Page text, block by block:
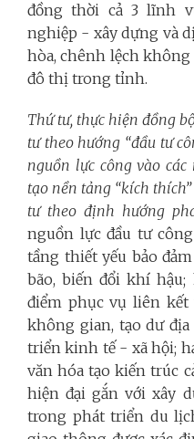
đồng thời cả 3 lĩnh
nghiệp - xây dựng và
hòa, chênh lệch
đô thị trong tỉnh.
Thứ tư, thực hiện đồng
tư theo hướng “đầu tư
nguồn lực công vào
tạo nền tảng “kích
tư theo định hướng
nguồn lực đầu tư
tầng thiết yếu bảo
bão, biến đổi khí
điểm phục vụ liên
không gian, tạo dư
triển kinh tế - xã hội;
văn hóa tạo kiến trúc
hiện đại gắn với xây
trong phát triển du